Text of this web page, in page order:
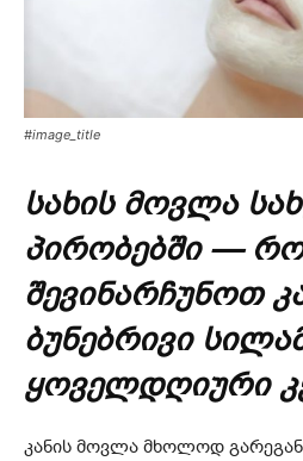
#image_title
სახის მოვლა
პირობებში —
შევინარჩუნოთ
ბუნებრივი
ყოველდღიური
კანის მოვლა მხოლოდ